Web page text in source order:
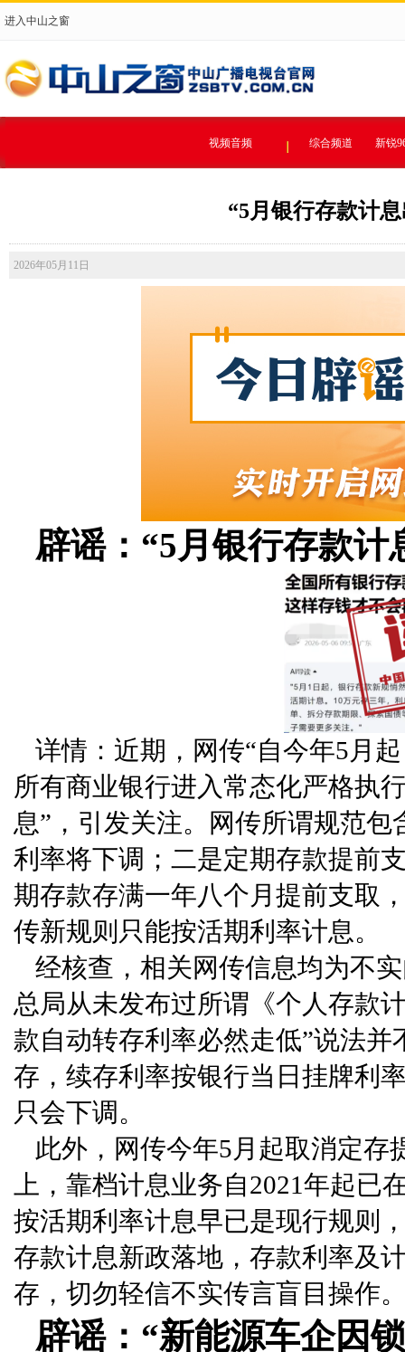
进入中山之窗
视频音频 综合频道 新锐
“5月银行存款计息
2026年05月11日
辟谣：“5月银行存款计
详情：近期，网传“自今年5月
所有商业银行进入常态化严格执
息”，引发关注。网传所谓规范
利率将下调；二是定期存款提前
期存款存满一年八个月提前支取
传新规则只能按活期利率计息。
经核查，相关网传信息均为不
总局从未发布过所谓《个人存款
款自动转存利率必然走低”说法
存，续存利率按银行当日挂牌利
只会下调。
此外，网传今年5月起取消定存
上，靠档计息业务自2021年起
按活期利率计息早已是现行规则
存款计息新政落地，存款利率及
存，切勿轻信不实传言盲目操作
辟谣：“新能源车企因